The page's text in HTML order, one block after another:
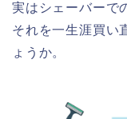
実はシェーバーで
それを一生涯買い
ょうか。